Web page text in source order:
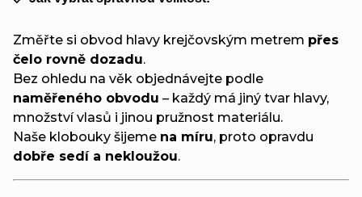
Změřte si obvod hlavy krejčovským metrem přes
čelo rovně dozadu.
Bez ohledu na věk objednávejte podle
naměřeného obvodu – každý má jiný tvar hlavy,
množství vlasů i jinou pružnost materiálu.
Naše klobouky šijeme na míru, proto opravdu
dobře sedí a nekloužou.